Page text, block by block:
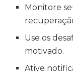
Monitore
Use os
motivado.
Ative